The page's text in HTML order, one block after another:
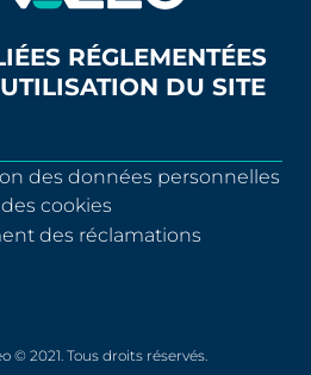
RÉGLEMENTÉES
DU SITE
des données personnelles
cookies
des réclamations
© 2021. Tous droits réservés.